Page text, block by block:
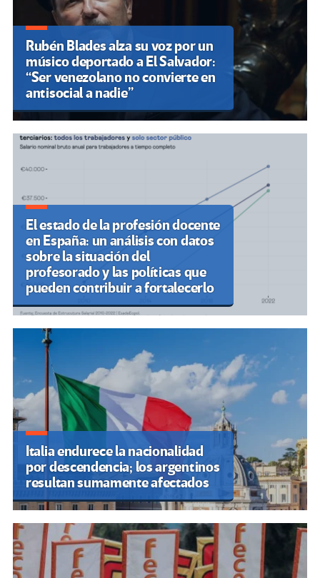
Rubén Blades alza su voz por un
músico deportado a El Salvador:
“Ser venezolano no convierte en
antisocial a nadie”
El estado de la profesión docente
en España: un análisis con datos
sobre la situación del
profesorado y las políticas que
pueden contribuir a fortalecerlo
Italia endurece la nacionalidad
por descendencia; los argentinos
resultan sumamente afectados